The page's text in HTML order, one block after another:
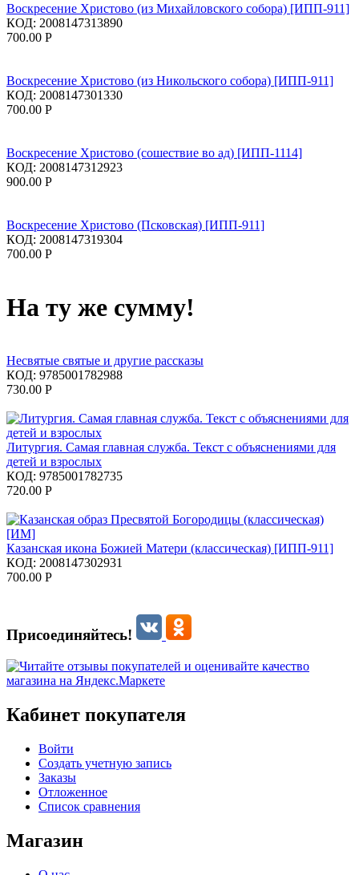
Воскресение Христово (из Михайловского собора) [ИПП-911]
КОД: 2008147313890
700.00 Р
Воскресение Христово (из Никольского собора) [ИПП-911]
КОД: 2008147301330
700.00 Р
Воскресение Христово (сошествие во ад) [ИПП-1114]
КОД: 2008147312923
900.00 Р
Воскресение Христово (Псковская) [ИПП-911]
КОД: 2008147319304
700.00 Р
На ту же сумму!
Несвятые святые и другие рассказы
КОД: 9785001782988
730.00 Р
Литургия. Самая главная служба. Текст с объяснениями для
детей и взрослых
КОД: 9785001782735
720.00 Р
Казанская икона Божией Матери (классическая) [ИПП-911]
КОД: 2008147302931
700.00 Р
Присоединяйтесь!
Кабинет покупателя
Войти
Создать учетную запись
Заказы
Отложенное
Список сравнения
Магазин